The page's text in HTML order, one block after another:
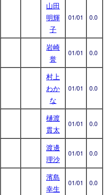
山田
明輝
子
01/01 0.0
岩崎
誉
01/01 0.0
村上
わか
な
01/01 0.0
樋渡
貫太
01/01 0.0
渡邊
理沙
01/01 0.0
濱島
幸生
01/01 0.0